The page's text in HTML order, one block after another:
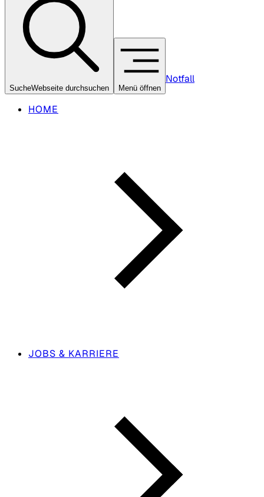
SucheWebseite durchsuchen Menü öffnen
Notfall
HOME
JOBS & KARRIERE